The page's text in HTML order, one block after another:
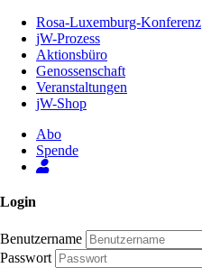
Inhalt
Seite
Rosa-Luxemburg-Konferenz
jW-Prozess
Aktionsbüro
Genossenschaft
Veranstaltungen
jW-Shop
Abo
Spende
Login
Benutzername
Passwort